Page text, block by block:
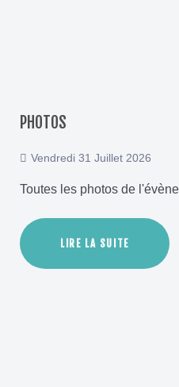
PHOTOS
Vendredi 31 Juillet 2026
Toutes les photos de
LIRE LA SUITE